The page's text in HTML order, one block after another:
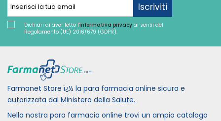
Iscriviti
Dichiari di aver letto l'informativa privacy ai sensi del
Regolamento (UE) 2016/679 (GDPR).
Farmanet Store ï¿½ la para farmacia online sicura e
autorizzata dal Ministero della Salute.
Nella nostra para farmacia online trovi un ampio catalogo